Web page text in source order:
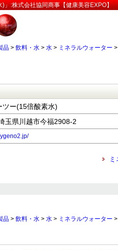
」:株式会社協同商事【健康美容EXPO】
品 > 飲料・水 > 水 > ミネラルウォーター
ツー(15倍酸素水)
県川越市今福2908-2
品 > 飲料・水 > 水 > ミネラルウォーター